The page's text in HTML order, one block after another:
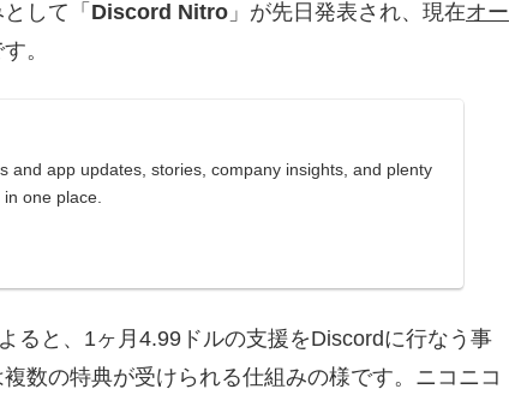
して「 Discord Nitro 」が先日発表され、現在オー
。
and app updates, stories, company insights, and plenty
one place.
ると、1ヶ月4.99ドルの支援をDiscordに行なう事
数の特典が受けられる仕組みの様です。ニコニコ